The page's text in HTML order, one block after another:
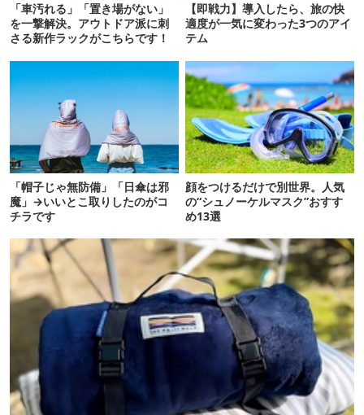
「車汚れる」「置き場がない」
を一撃解決。アウトドア派に刺
さる新作ラックがこちらです！
【即戦力】導入したら、旅の快
適度が一気に変わった3つのアイ
テム
「帽子じゃ無防備」「日傘は邪
魔」→いいとこ取りしたのがコ
チラです
顔をつけるだけで別世界。人気
の“シュノーケルマスク”おすす
め13選